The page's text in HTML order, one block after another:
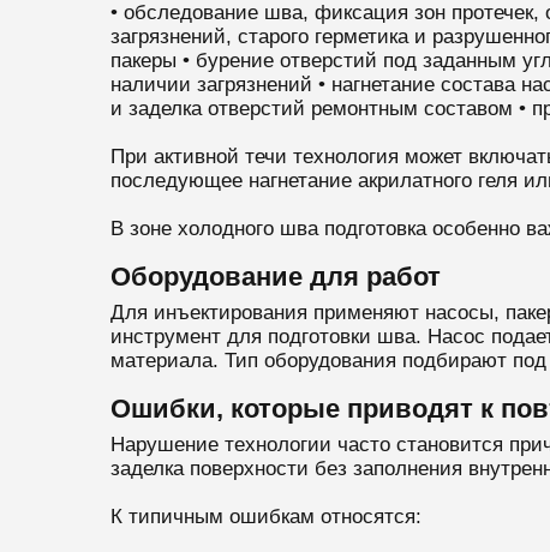
• обследование шва, фиксация зон протечек,
загрязнений, старого герметика и
пакеры • бурение отверстий под заданным
наличии загрязнений • нагнетание состава
и заделка отверстий ремонтным составом •
При активной течи технология может
последующее нагнетание акрилатного геля
В зоне холодного шва подготовка особенно
Оборудование для работ
Для инъектирования применяют насосы,
инструмент для подготовки шва. Насос
материала. Тип оборудования подбирают под
Ошибки, которые приводят к
Нарушение технологии часто становится
заделка поверхности без заполнения
К типичным ошибкам относятся: